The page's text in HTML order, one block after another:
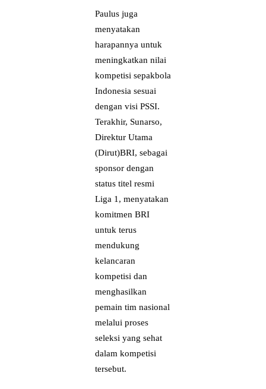
Paulus juga
menyatakan
harapannya untuk
meningkatkan nilai
kompetisi sepakbola
Indonesia sesuai
dengan visi PSSI.
Terakhir, Sunarso,
Direktur Utama
(Dirut)BRI, sebagai
sponsor dengan
status titel resmi
Liga 1, menyatakan
komitmen BRI
untuk terus
mendukung
kelancaran
kompetisi dan
menghasilkan
pemain tim nasional
melalui proses
seleksi yang sehat
dalam kompetisi
tersebut.